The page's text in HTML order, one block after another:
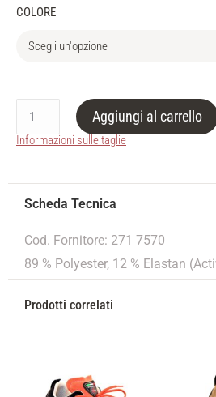
COLORE
Aggiungi al carrello
Informazioni sulle taglie
Cod. Fornitore: 271 7570
89 % Polyester, 12 % Elastan
Prodotti correlati